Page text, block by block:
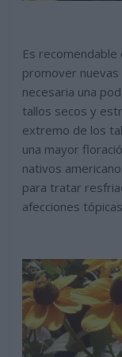
Es
promover
necesaria una
tallos secos y
extremo de los
una mayor
nativos
para tratar
afecciones